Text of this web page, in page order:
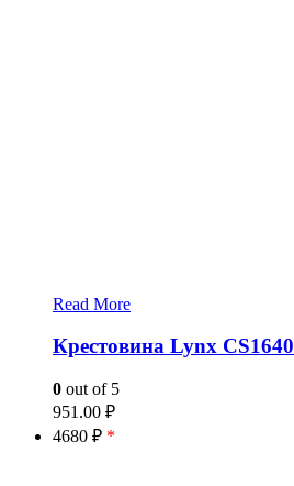
Read More
Крестовина Lynx CS1640
0 out of 5
951.00 ₽
4680 ₽ *